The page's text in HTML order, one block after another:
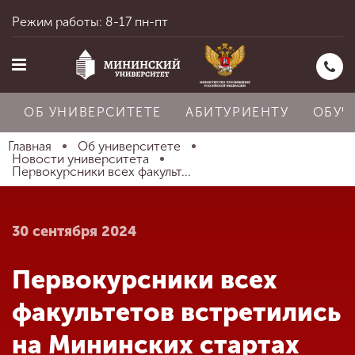
Главная
Абитуриенту
Режим работы: 8-17 пн-пт
ОБ УНИВЕРСИТЕТЕ АБИТУРИЕНТУ
Главная
Об университете
Новости университета
Первокурсники всех факульт...
30 сентября 2024
Первокурсники всех
факультетов встретились
на Мининских стартах